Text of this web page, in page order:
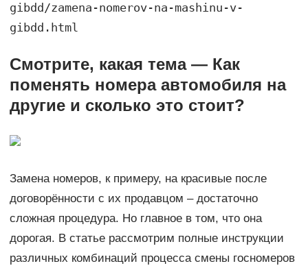
gibdd/zamena-nomerov-na-mashinu-v-
gibdd.html
Смотрите, какая тема — Как
поменять номера автомобиля на
другие и сколько это стоит?
Замена номеров, к примеру, на красивые после
договорённости с их продавцом – достаточно
сложная процедура. Но главное в том, что она
дорогая. В статье рассмотрим полные инструкции
различных комбинаций процесса смены госномеров